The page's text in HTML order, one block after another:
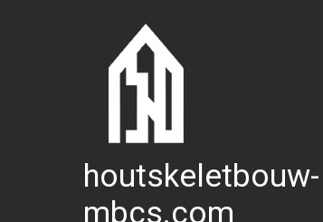
houtskeletbouw-
mbcs.com